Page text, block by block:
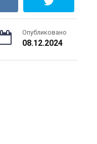
Опубликовано
08.12.2024